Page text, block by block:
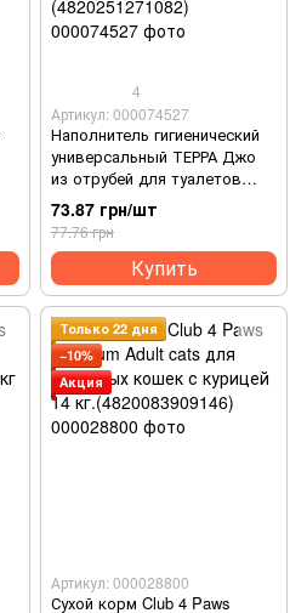
4
Артикул: 000074527
Наполнитель гигиенический
универсальный ТЕРРА Джо
из отрубей для туалетов
домашних животных 3 кг
(4820251271082)
73.87 грн/шт
77.76 грн
Купить
Только 22 дня
−10%
Акция
Артикул: 000028800
Сухой корм Club 4 Paws